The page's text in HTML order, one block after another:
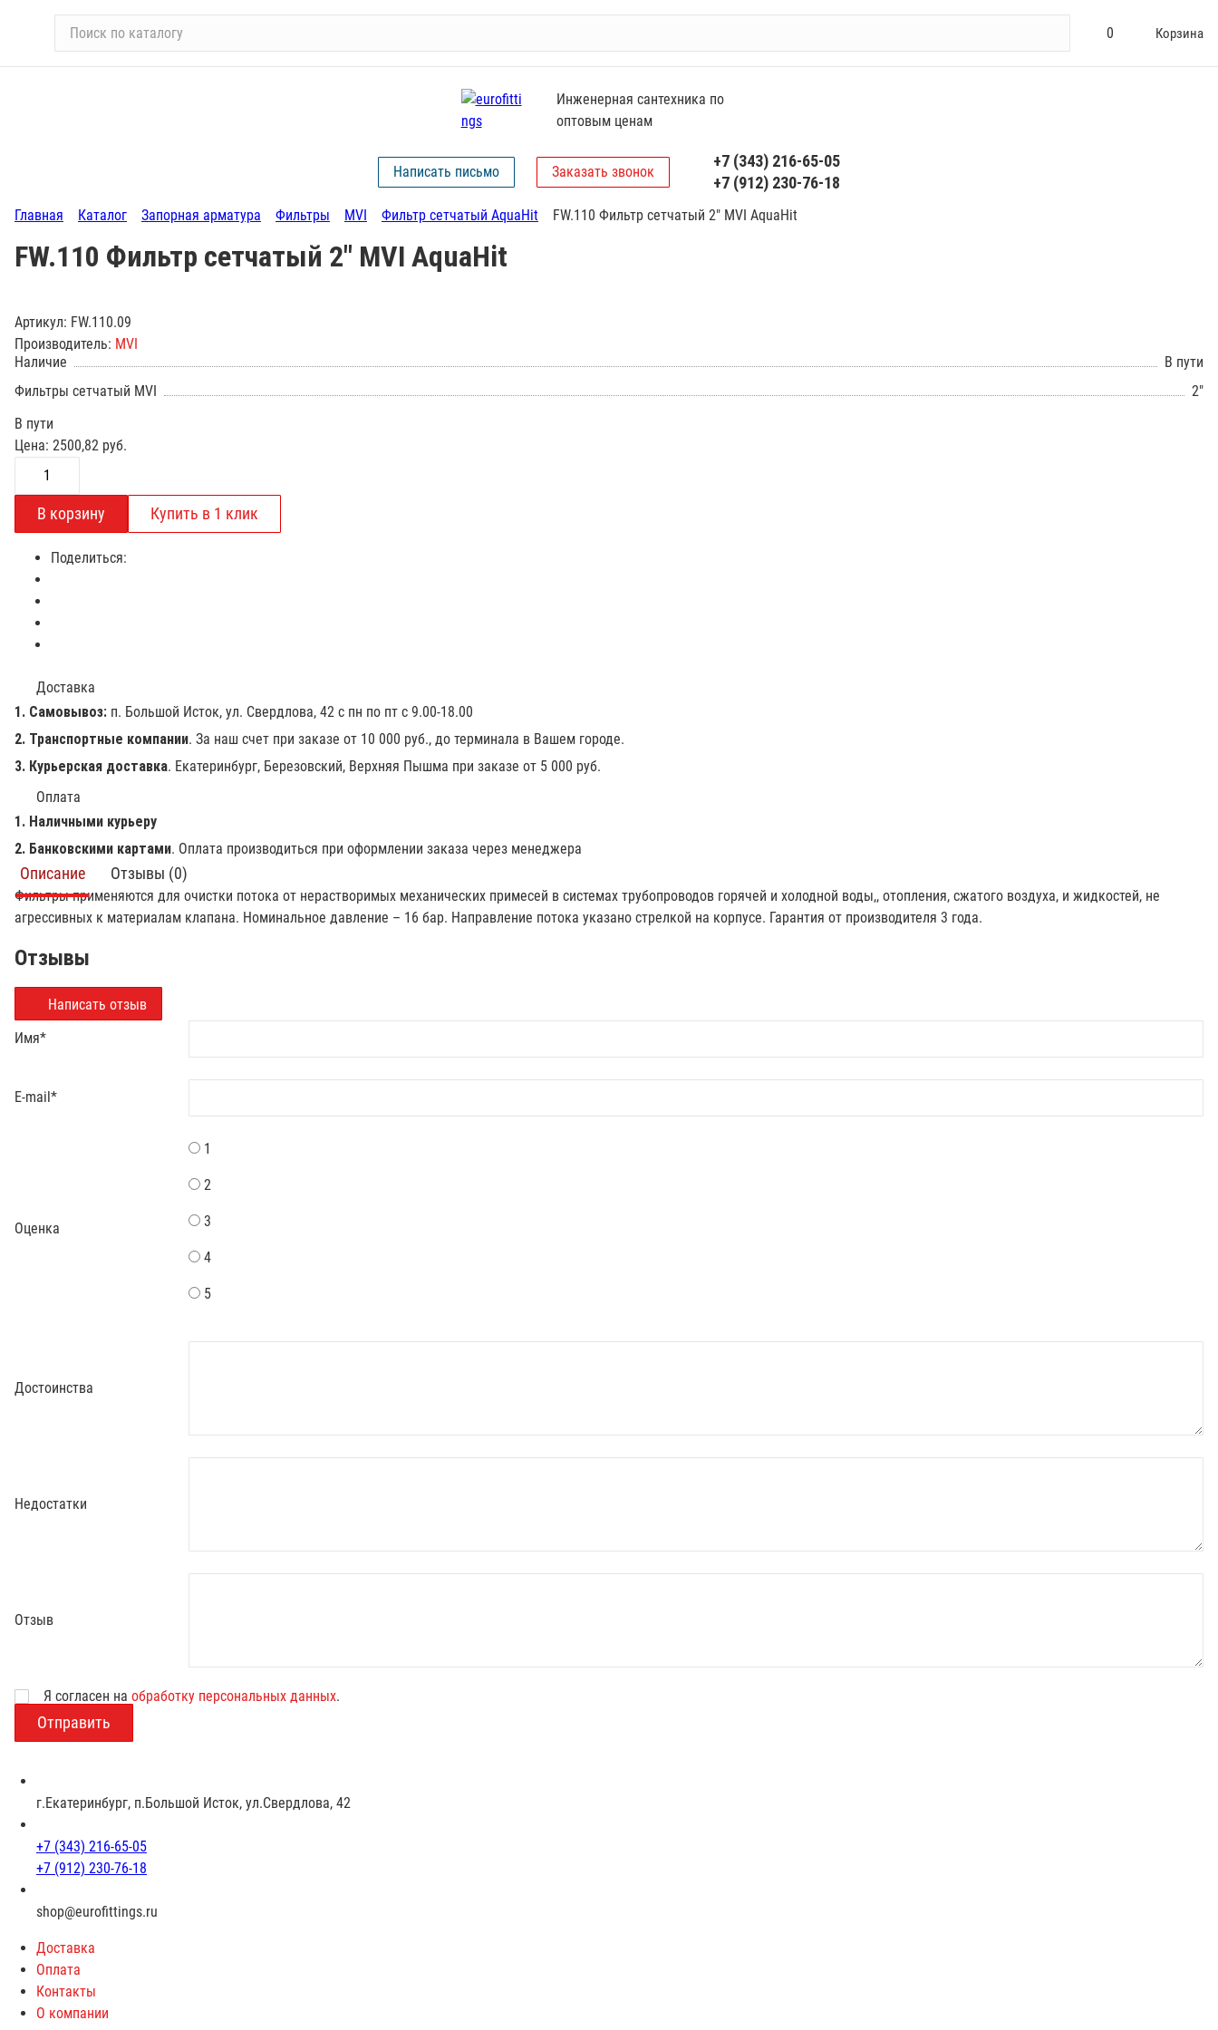
и
т
л
у
0 Корзина
Инженерная сантехника по
оптовым ценам
Написать письмо Заказать звонок
+7 (343) 216-65-05
+7 (912) 230-76-18
Главная Каталог Запорная арматура Фильтры MVI Фильтр сетчатый AquaHit FW.110 Фильтр сетчатый 2" MVI AquaHit
FW.110 Фильтр сетчатый 2" MVI AquaHit
Артикул: FW.110.09
Производитель: MVI
Наличие
В пути
Фильтры сетчатый MVI
2"
В пути
Цена: 2500,82 руб.
Поделиться:
Доставка
1. Самовывоз: п. Большой Исток, ул. Свердлова, 42 с пн по пт с 9.00-18.00
2. Транспортные компании. За наш счет при заказе от 10 000 руб., до терминала в Вашем городе.
3. Курьерская доставка. Екатеринбург, Березовский, Верхняя Пышма при заказе от 5 000 руб.
Оплата
1. Наличными курьеру
2. Банковскими картами. Оплата производиться при оформлении заказа через менеджера
Описание Отзывы (0)
Фильтры применяются для очистки потока от нерастворимых механических примесей в системах трубопроводов горячей и холодной воды,, отопления, сжатого воздуха, и жидкостей, не
агрессивных к материалам клапана. Номинальное давление – 16 бар. Направление потока указано стрелкой на корпусе. Гарантия от производителя 3 года.
Отзывы
Написать отзыв
Имя*
E-mail *
Оценка
1
2
3
4
5
Достоинства
Недостатки
Отзыв
ВозрастЯ согласен на обработку персональных данных.
г.Екатеринбург, п.Большой Исток, ул.Свердлова, 42
+7 (343) 216-65-05
+7 (912) 230-76-18
shop@eurofittings.ru
Доставка
Оплата
Контакты
О компании